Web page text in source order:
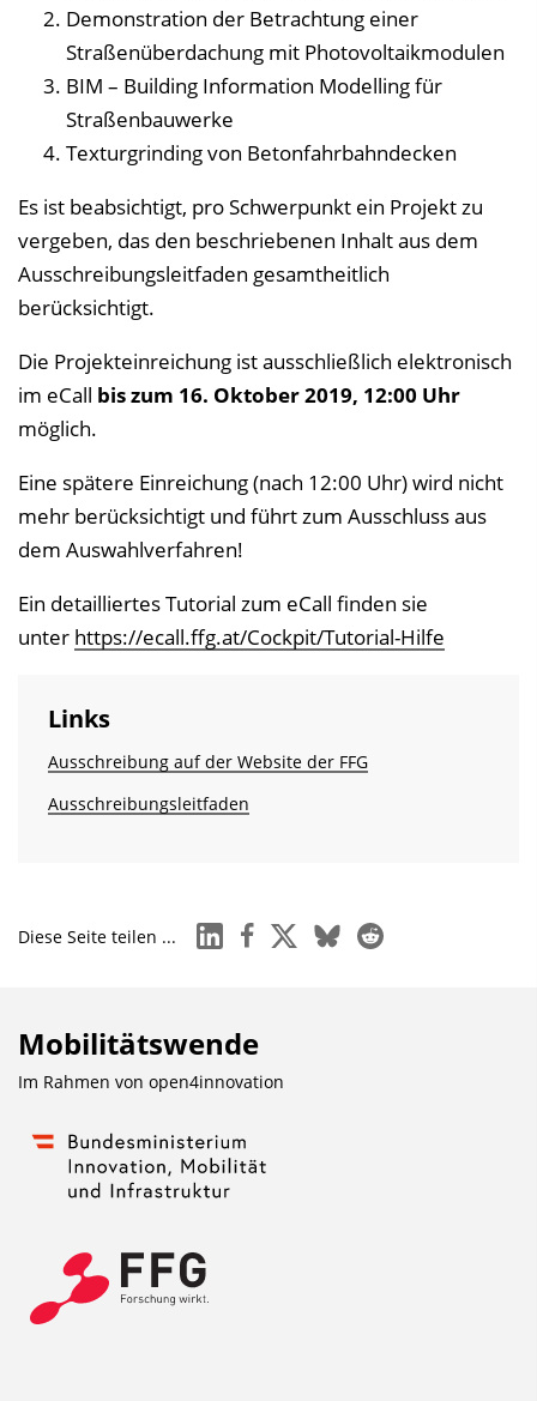
Demonstration der Betrachtung einer
Straßenüberdachung mit Photovoltaikmodulen
BIM – Building Information Modelling für
Straßenbauwerke
Texturgrinding von Betonfahrbahndecken
Es ist beabsichtigt, pro Schwerpunkt ein Projekt zu
vergeben, das den beschriebenen Inhalt aus dem
Ausschreibungsleitfaden gesamtheitlich
berücksichtigt.
Die Projekteinreichung ist ausschließlich elektronisch
im eCall bis zum 16. Oktober 2019, 12:00 Uhr
möglich.
Eine spätere Einreichung (nach 12:00 Uhr) wird nicht
mehr berücksichtigt und führt zum Ausschluss aus
dem Auswahlverfahren!
Ein detailliertes Tutorial zum eCall finden sie
unter https://ecall.ffg.at/Cockpit/Tutorial-Hilfe
Links
Ausschreibung auf der Website der FFG
Ausschreibungsleitfaden
Diese Seite teilen ... linkedinfacebook
x blueskyreddit
Mobilitätswende
Im Rahmen von open4innovation